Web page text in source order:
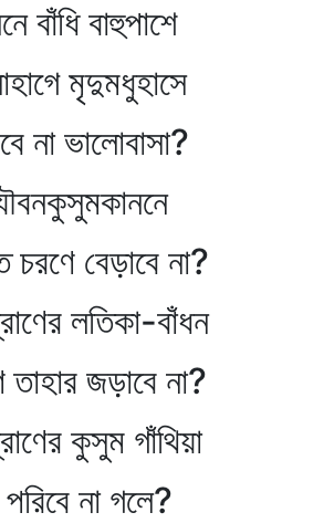
বাহুপাশে
মৃদুমধুহাসে
ভালোবাসা?
বেড়াবে না?
লতিকা-বাঁধন
জড়াবে না?
কুসুম গাঁথিয়া
না গলে?